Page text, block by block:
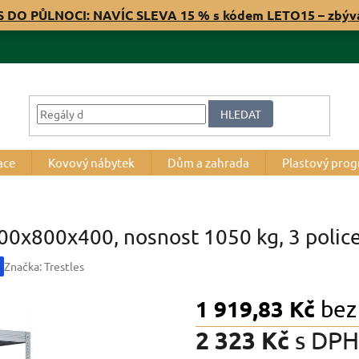
DO PŮLNOCI: NAVÍC SLEVA 15 % s kódem LETO15 –
HLEDAT
Kovový nábytek Dům a zahrada Plastový
nosnost 1050 kg, 3
Značka:Trestles
1 919,83 Kč
2 323 Kč s DPH